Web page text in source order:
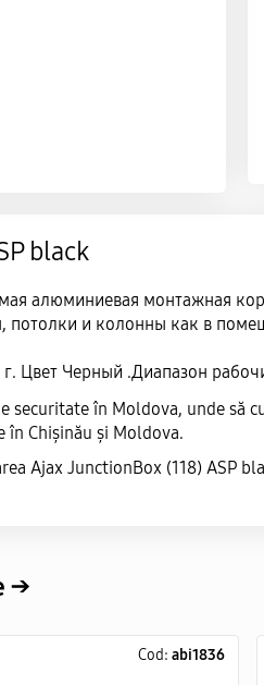
black
алюминиевая монтажная
потолки и колонны как в
Цвет Черный .Диапазон
securitate în Moldova, unde
în Chișinău și Moldova.
Ajax JunctionBox (118) ASP
→
Cod: abi1836